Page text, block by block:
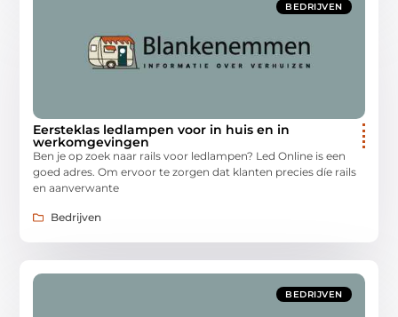
BEDRIJVEN
Eersteklas ledlampen voor in huis en in
werkomgevingen
Ben je op zoek naar rails voor ledlampen? Led Online is een
goed adres. Om ervoor te zorgen dat klanten precies díe rails
en aanverwante
Bedrijven
BEDRIJVEN